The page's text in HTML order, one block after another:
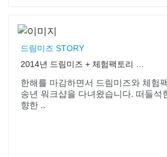
드림미즈 STORY
한해를 마감하면서 드림미즈와 체험
송년 워크샵을 다녀왔습니다. 떠들석
향한 ..